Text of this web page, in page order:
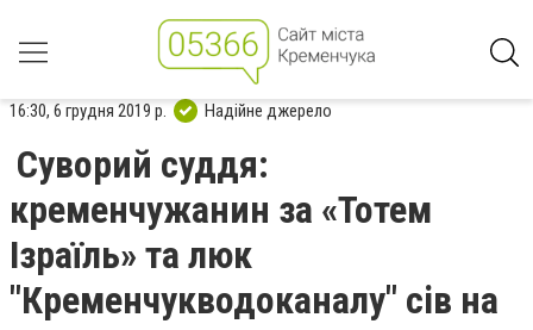
16:30, 6 грудня 2019 р. Надійне джерело
Суворий суддя:
кременчужанин за «Тотем
Ізраїль» та люк
"Кременчукводоканалу" сів на